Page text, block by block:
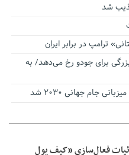
شد
ترامپ در برابر ایران
بزرگی برای جودو رخ می‌دهد/ به
جام جهانی ۲۰۳۰ شد
فعال‌سازی «کیف پول